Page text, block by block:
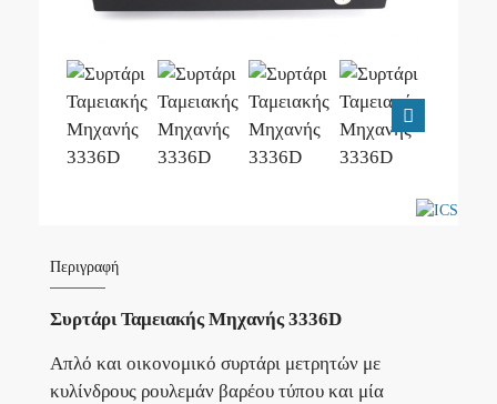
Περιγραφή
Συρτάρι Ταμειακής Μηχανής 3336D
Απλό και οικονομικό συρτάρι μετρητών με
κυλίνδρους ρουλεμάν βαρέου τύπου και μία